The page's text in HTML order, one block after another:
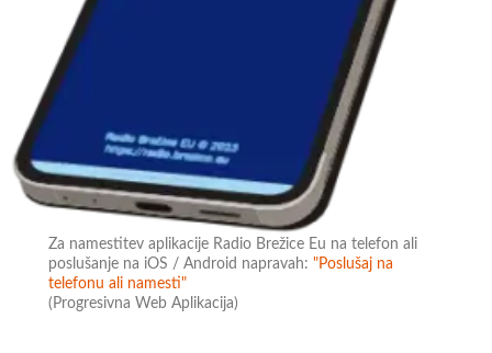
Za namestitev aplikacije Radio Brežice Eu na telefon ali
poslušanje na iOS / Android napravah:"Poslušaj na
telefonu ali namesti"
(Progresivna Web Aplikacija)